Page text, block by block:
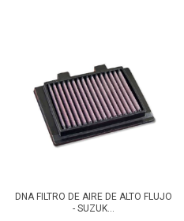
DNA FILTRO DE AIRE DE ALTO FLUJO
- SUZUK...